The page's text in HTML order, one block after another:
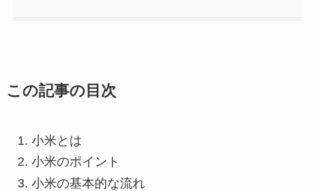
この記事の目次
小米とは
小米のポイント
小米の基本的な流れ